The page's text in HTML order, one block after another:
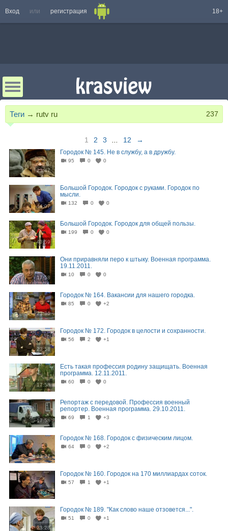
Вход или регистрация 18+
Теги → rutv ru 237
1 2 3 12 →
23:47
Городок № 145. Не в службу, а в дружбу.
95 0 0
44:07
Большой Городок. Городок с руками. Городок по
мысли.
132 0 0
43:59
Большой Городок. Городок для общей пользы.
199 0 0
17:58
Они приравняли перо к штыку. Военная программа.
19.11.2011.
10 0 0
23:36
Городок № 164. Вакансии для нашего городка.
85 0 +2
23:58
Городок № 172. Городок в целости и сохранности.
56 2 +1
17:58
Есть такая профессия родину защищать. Военная
программа. 12.11.2011.
60 0 0
17:58
Репортаж с передовой. Профессия военный
репортер. Военная программа. 29.10.2011.
69 1 +3
23:27
Городок № 168. Городок с физическим лицом.
64 0 +2
23:42
Городок № 160. Городок на 170 миллиардах соток.
57 1 +1
23:28
Городок № 189. "Как слово наше отзовется...".
51 0 +1